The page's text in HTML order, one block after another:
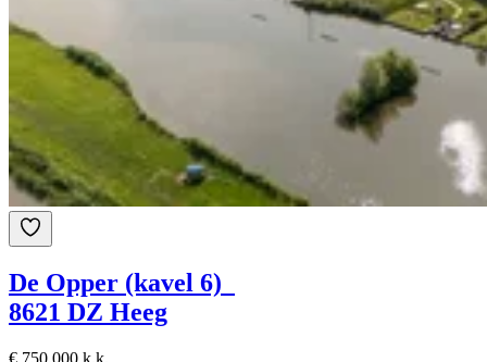
De Opper (kavel 6)
8621 DZ Heeg
€ 750.000 k.k.